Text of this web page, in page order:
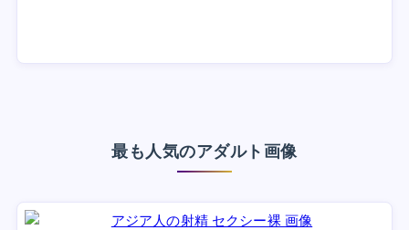
最も人気のアダルト画像